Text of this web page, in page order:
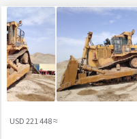
≈ 221 448 USD